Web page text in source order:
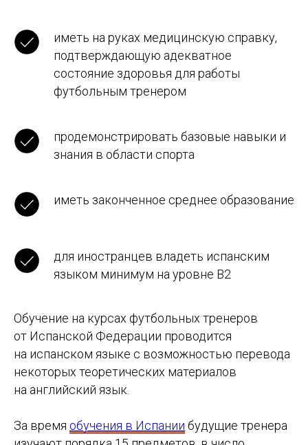
иметь на руках медицинскую справку,
подтверждающую адекватное
состояние здоровья для работы
футбольным тренером
продемонстрировать базовые навыки и
знания в области спорта
иметь законченное среднее образование
для иностранцев владеть испанским
языком минимум на уровне B2
Обучение на курсах футбольных тренеров
от Испанской Федерации проводится
на испанском языке с возможностью перевода
некоторых теоретических материалов
на английский язык.
За время обучения в Испании будущие тренера